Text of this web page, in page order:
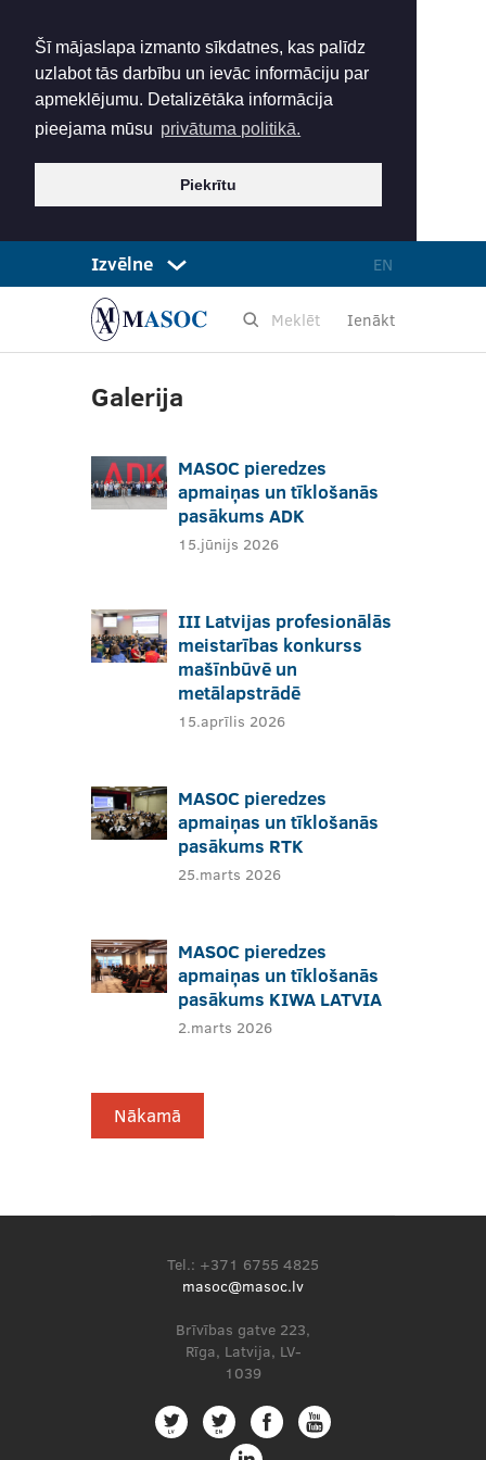
Šī mājaslapa izmanto sīkdatnes, kas palīdz
uzlabot tās darbību un ievāc informāciju par
apmeklējumu. Detalizētāka informācija
pieejama mūsu privātuma politikā.
Piekrītu
Izvēlne EN
Ienākt
Galerija
MASOC pieredzes
apmaiņas un tīklošanās
pasākums ADK
15.jūnijs 2026
III Latvijas profesionālās
meistarības konkurss
mašīnbūvē un
metālapstrādē
15.aprīlis 2026
MASOC pieredzes
apmaiņas un tīklošanās
pasākums RTK
25.marts 2026
MASOC pieredzes
apmaiņas un tīklošanās
pasākums KIWA LATVIA
2.marts 2026
Nākamā
Brīvības gatve 223,
Rīga, Latvija, LV-
1039
Tel.: +371 6755 4825
masoc@masoc.lv